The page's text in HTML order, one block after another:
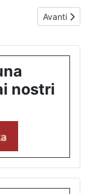
TAR, la scuola
Articolo
Avanti
nostri